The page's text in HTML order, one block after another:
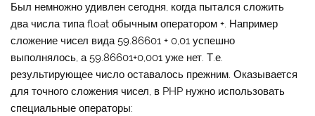
Был немножно удивлен сегодня, когда пытался сложить
два числа типа float обычным оператором +. Например
сложение чисел вида 59.86601 + 0,01 успешно
выполнялось, а 59.86601+0,001 уже нет. Т.е.
результирующее число оставалось прежним. Оказывается
для точного сложения чисел, в PHP нужно использовать
специальные операторы: